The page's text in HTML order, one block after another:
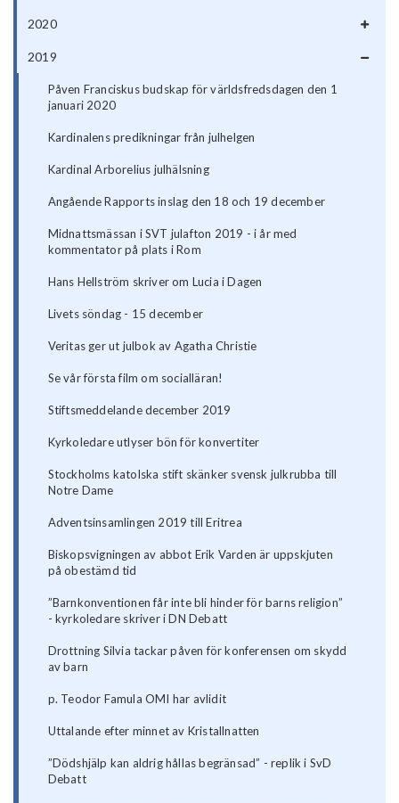
2020
2019
Påven Franciskus budskap för världsfredsdagen den 1
januari 2020
Kardinalens predikningar från julhelgen
Kardinal Arborelius julhälsning
Angående Rapports inslag den 18 och 19 december
Midnattsmässan i SVT julafton 2019 - i år med
kommentator på plats i Rom
Hans Hellström skriver om Lucia i Dagen
Livets söndag - 15 december
Veritas ger ut julbok av Agatha Christie
Se vår första film om socialläran!
Stiftsmeddelande december 2019
Kyrkoledare utlyser bön för konvertiter
Stockholms katolska stift skänker svensk julkrubba till
Notre Dame
Adventsinsamlingen 2019 till Eritrea
Biskopsvigningen av abbot Erik Varden är uppskjuten
på obestämd tid
”Barnkonventionen får inte bli hinder för barns religion”
- kyrkoledare skriver i DN Debatt
Drottning Silvia tackar påven för konferensen om skydd
av barn
p. Teodor Famula OMI har avlidit
Uttalande efter minnet av Kristallnatten
”Dödshjälp kan aldrig hållas begränsad” - replik i SvD
Debatt